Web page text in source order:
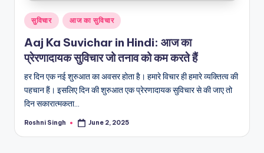
Posted
in
सुविचार आज का सुविचार
Aaj Ka Suvichar in Hindi: आज का
प्रेरणादायक सुविचार जो तनाव को कम करते हैं
हर दिन एक नई शुरुआत का अवसर होता है। हमारे विचार ही हमारे व्यक्तित्व की
पहचान हैं। इसलिए दिन की शुरुआत एक प्रेरणादायक सुविचार से की जाए तो
दिन सकारात्मकता…
Posted
Roshni Singh June 2, 2025